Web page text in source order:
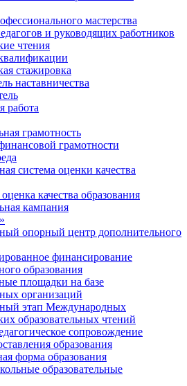
мастерства
и руководящих работников
чтения
стажировка
наставничества
работа
грамотность
грамотности
система оценки качества
качества образования
кампания
опорный центр дополнительного
финансирование
образования
площадки на базе
организаций
этап Международных
образовательных чтений
сопровождение
образования
форма образования
образовательные